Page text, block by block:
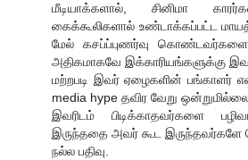
மீடியாக்களால், சினிமா
கைக்கூலிகளால் உண்டாக்கப்பட்ட
மேல் கசப்ப்புணர்வு
அதிகமாகவே இக்காரியங்களுக்கு
மற்றபடி இவர் ஏழைகளின் பங்காளர்
media hype தவிர வேறு
இவரிடம் பிடிக்காதவர்களை
இருந்ததை அவர் கூட இருந்தவர்களே
நல்ல பதிவு.